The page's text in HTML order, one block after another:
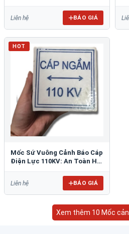
Liên hệ BÁO GIÁ
HOT
Mốc Sứ Vuông Cảnh Báo Cáp
Điện Lực 110KV: An Toàn Hệ
Liên hệ BÁO GIÁ
Xem thêm 10 Mốc